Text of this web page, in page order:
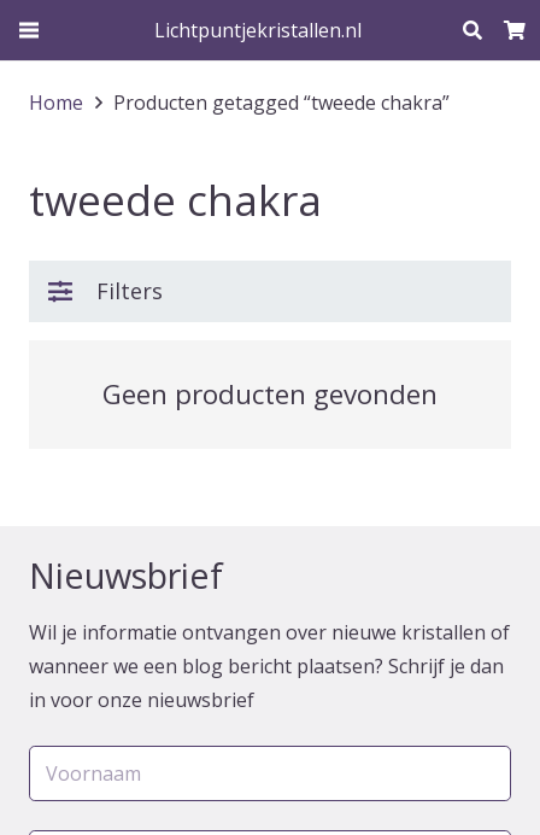
Lichtpuntjekristallen.nl
Home Producten getagged “tweede chakra”
tweede chakra
Filters
Geen producten gevonden
Nieuwsbrief
Wil je informatie ontvangen over nieuwe kristallen of
wanneer we een blog bericht plaatsen? Schrijf je dan
in voor onze nieuwsbrief